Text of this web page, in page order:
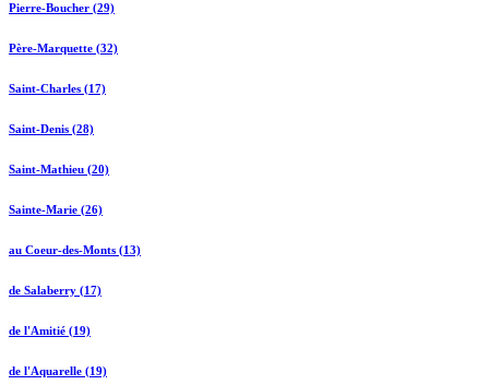
Pierre-Boucher (29)
Père-Marquette (32)
Saint-Charles (17)
Saint-Denis (28)
Saint-Mathieu (20)
Sainte-Marie (26)
au Coeur-des-Monts (13)
de Salaberry (17)
de l'Amitié (19)
de l'Aquarelle (19)